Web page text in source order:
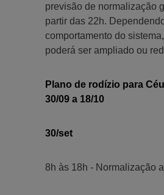
previsão de normalização
partir das 22h.
comportamento do
poderá ser ampliado ou
Plano de rodízio para
30/09 a 18/10
30/set
8h às 18h - Normalização